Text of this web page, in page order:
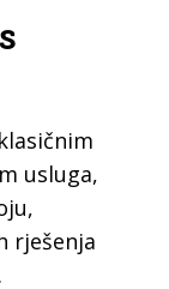
usluga,
rješenja